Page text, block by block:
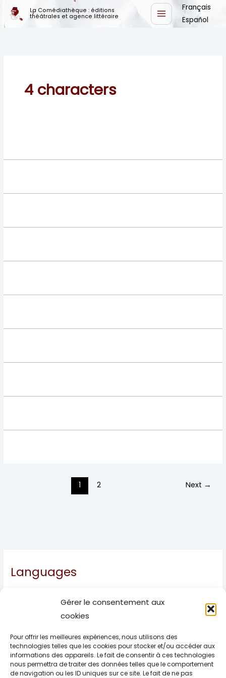
Gérer le consentement aux
cookies
Pour offrir les meilleures expériences, nous utilisons des
technologies telles que les cookies pour stocker et/ou accéder aux
informations des appareils. Le fait de consentir à ces technologies
nous permettra de traiter des données telles que le comportement
de navigation ou les ID uniques sur ce site. Le fait de ne pas
Skip
content
La Comédiathèque : éditions
théâtrales et agence littéraire
Français
Español
4 characters
1 2 Next →
Languages
Deutsch
Italiano
Português